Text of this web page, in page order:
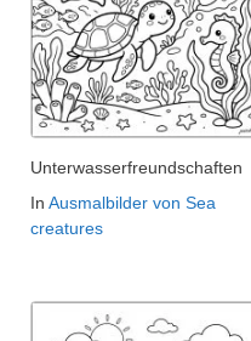
Unterwasserfreundschaften
In Ausmalbilder von Sea
creatures